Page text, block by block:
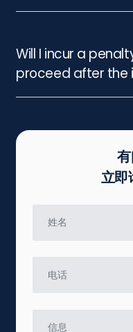
Will I incur a
proceed after the
立即